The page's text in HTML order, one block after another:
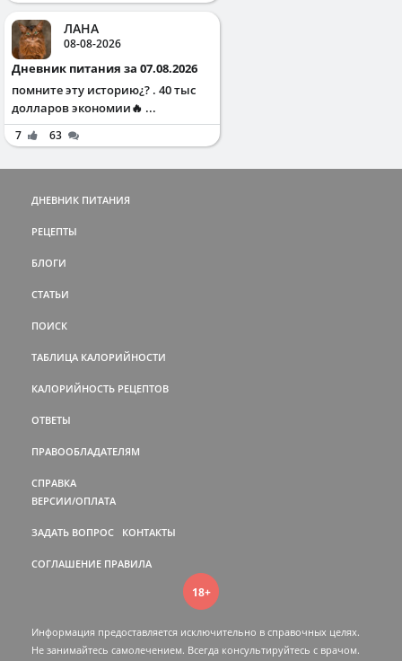
ЛАНА
08-08-2026
Дневник питания за 07.08.2026
помните эту историю¿? . 40 тыс
долларов экономии🔥 ...
7 63
ДНЕВНИК ПИТАНИЯ
РЕЦЕПТЫ
БЛОГИ
СТАТЬИ
ПОИСК
ТАБЛИЦА КАЛОРИЙНОСТИ
КАЛОРИЙНОСТЬ РЕЦЕПТОВ
ОТВЕТЫ
ПРАВООБЛАДАТЕЛЯМ
СПРАВКА
ВЕРСИИ/ОПЛАТА
ЗАДАТЬ ВОПРОС КОНТАКТЫ
СОГЛАШЕНИЕ ПРАВИЛА
18+
Информация предоставляется исключительно в справочных целях.
Не занимайтесь самолечением. Всегда консультируйтесь c врачом.